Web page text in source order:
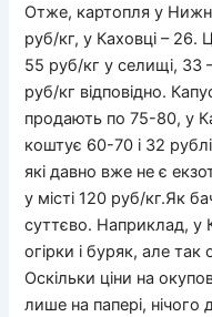
Отже, картопля у
руб/кг, у Каховці – 26.
55 руб/кг у селищі, 33
руб/кг відповідно.
продають по 75-80, у
коштує 60-70 і 32
які давно вже не є
у місті 120 руб/кг.Як
суттєво. Наприклад, у
огірки і буряк, але так
Оскільки ціни на
лише на папері, нічого